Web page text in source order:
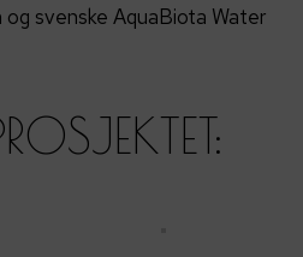
og svenske AquaBiota Water